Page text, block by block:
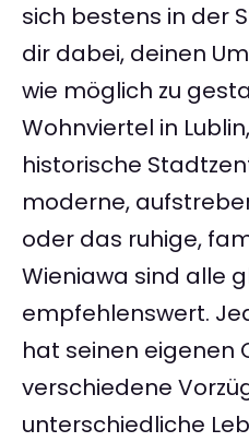
sich bestens in der
dir dabei, deinen
wie möglich zu
Wohnviertel in
historische
moderne,
oder das ruhige,
Wieniawa sind alle
empfehlenswert.
hat seinen eigenen
verschiedene
unterschiedliche